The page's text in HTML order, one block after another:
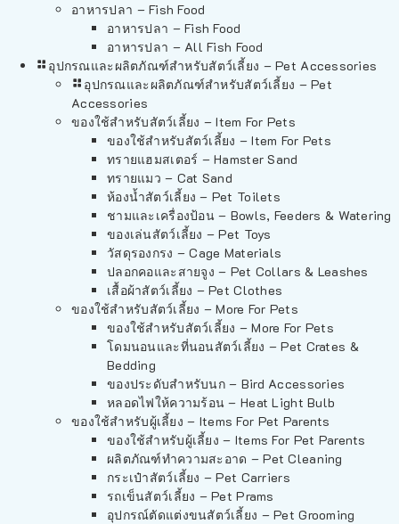
อาหารปลา – Fish Food
อาหารปลา – Fish Food
อาหารปลา – All Fish Food
อุปกรณและผลิตภัณฑ์สำหรับสัตว์เลี้ยง – Pet Accessories
อุปกรณและผลิตภัณฑ์สำหรับสัตว์เลี้ยง – Pet
Accessories
ของใช้สำหรับสัตว์เลี้ยง – Item For Pets
ของใช้สำหรับสัตว์เลี้ยง – Item For Pets
ทรายแฮมสเตอร์ – Hamster Sand
ทรายแมว – Cat Sand
ห้องน้ำสัตว์เลี้ยง – Pet Toilets
ชามและเครื่องป้อน – Bowls, Feeders & Watering
ของเล่นสัตว์เลี้ยง – Pet Toys
วัสดุรองกรง – Cage Materials
ปลอกคอและสายจูง – Pet Collars & Leashes
เสื้อผ้าสัตว์เลี้ยง – Pet Clothes
ของใช้สำหรับสัตว์เลี้ยง – More For Pets
ของใช้สำหรับสัตว์เลี้ยง – More For Pets
โดมนอนและที่นอนสัตว์เลี้ยง – Pet Crates &
Bedding
ของประดับสำหรับนก – Bird Accessories
หลอดไฟให้ความร้อน – Heat Light Bulb
ของใช้สำหรับผู้เลี้ยง – Items For Pet Parents
ของใช้สำหรับผู้เลี้ยง – Items For Pet Parents
ผลิตภัณฑ์ทำความสะอาด – Pet Cleaning
กระเป๋าสัตว์เลี้ยง – Pet Carriers
รถเข็นสัตว์เลี้ยง – Pet Prams
อุปกรณ์ตัดแต่งขนสัตว์เลี้ยง – Pet Grooming